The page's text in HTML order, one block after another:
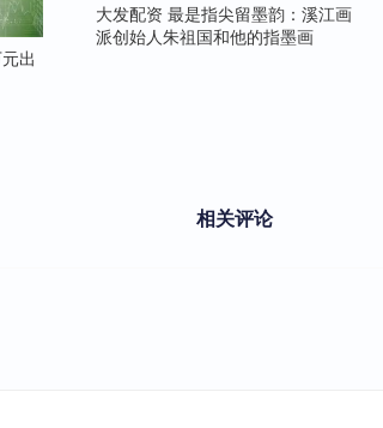
出
大发配资 最是指尖留墨韵：溪江画
派创始人朱祖国和他的指墨画
相关评论